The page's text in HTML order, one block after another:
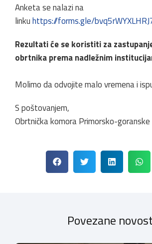
Anketa se nalazi na
linkuhttps://forms.gle/
Rezultati će se koristiti za
obrtnika prema nadležnim
Molimo da odvojite malo vremena i
S poštovanjem,
Obrtnička komora Primorsko-goranske
Povezane